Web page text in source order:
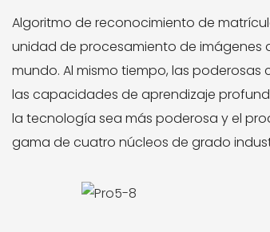
Algoritmo de reconocimiento de
unidad de procesamiento de
mundo. Al mismo tiempo, las
las capacidades de aprendizaje
la tecnología sea más poderosa y el
gama de cuatro núcleos de grado